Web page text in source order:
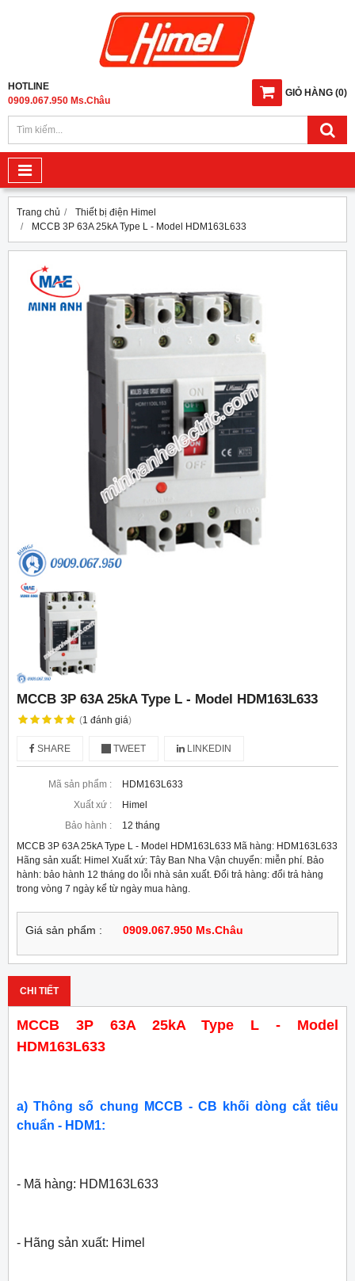
GIỎ HÀNG (0)
HOTLINE
0909.067.950 Ms.Châu
Trang chủ
Thiết bị điện Himel
MCCB 3P 63A 25kA Type L - Model HDM163L633
MCCB 3P 63A 25kA Type L - Model HDM163L633
(1 đánh giá)
SHARE TWEET LINKEDIN
Mã sản phẩm :
HDM163L633
Xuất xứ :
Himel
Bảo hành :
12 tháng
MCCB 3P 63A 25kA Type L - Model HDM163L633 Mã hàng: HDM163L633
Hãng sản xuất: Himel Xuất xứ: Tây Ban Nha Vận chuyển: miễn phí. Bảo
hành: bảo hành 12 tháng do lỗi nhà sản xuất. Đổi trả hàng: đổi trả hàng
trong vòng 7 ngày kể từ ngày mua hàng.
Giá sản phẩm : 0909.067.950 Ms.Châu
CHI TIẾT
MCCB 3P 63A 25kA Type L - Model
HDM163L633
a) Thông số chung MCCB - CB khối dòng cắt tiêu
chuẩn - HDM1:
- Mã hàng: HDM163L633
- Hãng sản xuất: Himel